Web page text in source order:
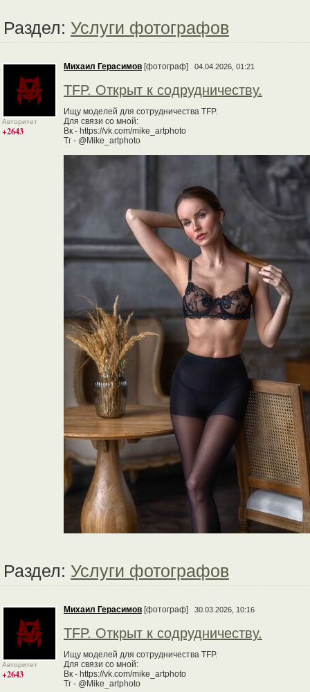
Раздел: Услуги фотографов
Авторитет
+2643
Михаил Герасимов [фотограф] 04.04.2026, 01:21
TFP. Открыт к содрудничеству.
Ищу моделей для сотрудничества TFP.
Для связи со мной:
Вк - https://vk.com/mike_artphoto
Тг - @Mike_artphoto
Раздел: Услуги фотографов
Авторитет
+2643
Михаил Герасимов [фотограф] 30.03.2026, 10:16
TFP. Открыт к содрудничеству.
Ищу моделей для сотрудничества TFP.
Для связи со мной:
Вк - https://vk.com/mike_artphoto
Тг - @Mike_artphoto